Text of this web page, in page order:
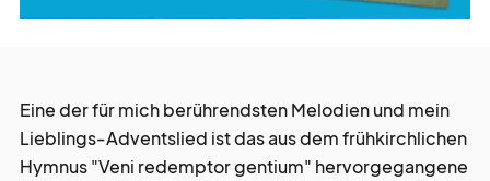
kreativ tätig
Eine der für mich berührendsten Melodien und mein
Lieblings-Adventslied ist das aus dem frühkirchlichen
Hymnus "Veni redemptor gentium" hervorgegangene